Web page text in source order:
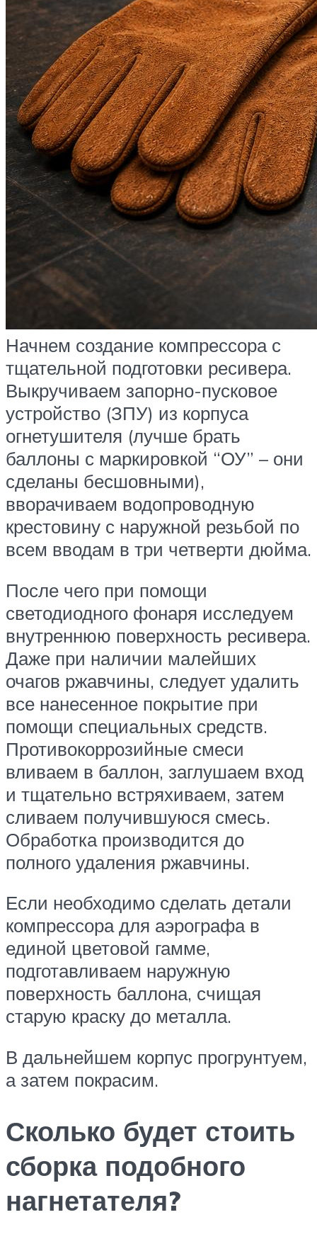
Начнем создание компрессора с
тщательной подготовки ресивера.
Выкручиваем запорно-пусковое
устройство (ЗПУ) из корпуса
огнетушителя (лучше брать
баллоны с маркировкой “ОУ” – они
сделаны бесшовными),
вворачиваем водопроводную
крестовину с наружной резьбой по
всем вводам в три четверти дюйма.
После чего при помощи
светодиодного фонаря исследуем
внутреннюю поверхность ресивера.
Даже при наличии малейших
очагов ржавчины, следует удалить
все нанесенное покрытие при
помощи специальных средств.
Противокоррозийные смеси
вливаем в баллон, заглушаем вход
и тщательно встряхиваем, затем
сливаем получившуюся смесь.
Обработка производится до
полного удаления ржавчины.
Если необходимо сделать детали
компрессора для аэрографа в
единой цветовой гамме,
подготавливаем наружную
поверхность баллона, счищая
старую краску до металла.
В дальнейшем корпус прогрунтуем,
а затем покрасим.
Сколько будет стоить
сборка подобного
нагнетателя?